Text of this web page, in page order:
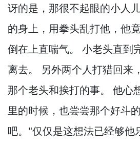
讶的是， 那很不起眼的小人儿
的身上， 用拳头乱打他， 他
倒在上直喘气。
小老头直到
离去。
另外两个人打猎回来，
那个老头和挨打的事。
他心
里的时候， 也尝尝那个好斗
吧。 "仅仅是这想法已经够他